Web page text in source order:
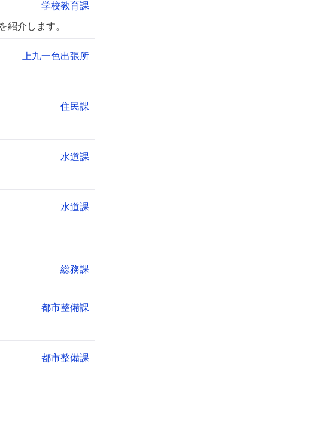
学校教育課
紹介します。
上九一色出張所
住民課
水道課
水道課
総務課
都市整備課
都市整備課